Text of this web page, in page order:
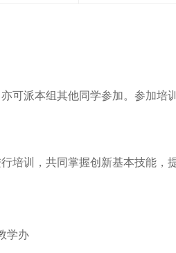
派本组其他同学参加。参加培
培训，共同掌握创新基本技能，